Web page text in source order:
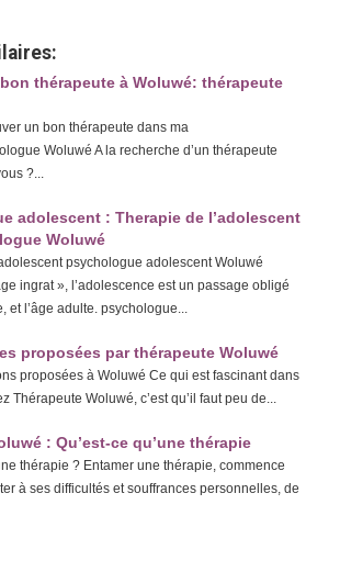
thérapeute à Woluwé: thérapeute
un bon thérapeute dans ma
Woluwé A la recherche d’un thérapeute
?...
adolescent : Therapie de l’adolescent
Woluwé
psychologue adolescent Woluwé
ingrat », l’adolescence est un passage obligé
et l’âge adulte. psychologue...
proposées par thérapeute Woluwé
proposées à Woluwé Ce qui est fascinant dans
Thérapeute Woluwé, c’est qu’il faut peu de...
: Qu’est-ce qu’une thérapie
thérapie ? Entamer une thérapie, commence
à ses difficultés et souffrances personnelles, de